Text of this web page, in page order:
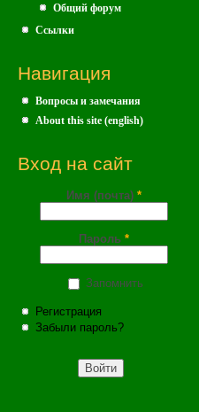
Общий форум
Ссылки
Навигация
Вопросы и замечания
About this site (english)
Вход на сайт
Имя (почта) *
Пароль *
Запомнить
Регистрация
Забыли пароль?